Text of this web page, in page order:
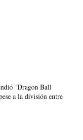
‘Dragon Ball
a la división entre